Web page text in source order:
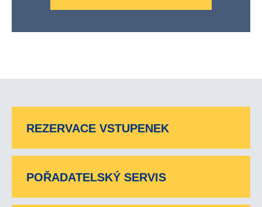
REZERVACE VSTUPENEK
POŘADATELSKÝ SERVIS